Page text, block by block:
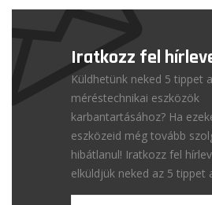
Iratkozz fel
Küldhetünk neked 5 tippet a
méréstechnikai eszközök
karbantartásához? Ha
eszközeid még tovább
hibátlanul! Iratkozz fel
elküldjük neked az 5 tippet